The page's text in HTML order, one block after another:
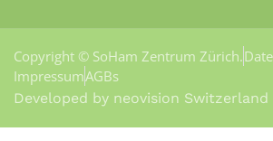
Copyright © SoHam Zentrum Zürich.
ImpressumAGBs
Developed by neovision Switzerland